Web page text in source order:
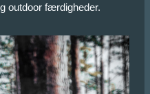
outdoor færdigheder.